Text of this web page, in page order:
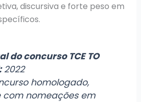
discursiva e forte peso em
do concurso TCE TO
2022
homologado,
nomeações em